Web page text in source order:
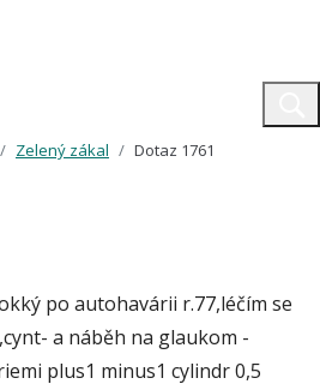
Zelený zákal Dotaz 1761
po autohavárii r.77,léčím se
a náběh na glaukom -
plus1 minus1 cylindr 0,5